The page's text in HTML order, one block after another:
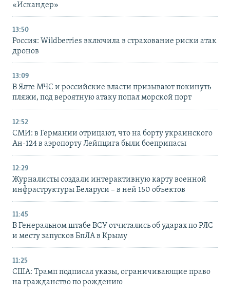
«Искандер»
13:50
Россия: Wildberries включила в страхование риски атак
дронов
13:09
В Ялте МЧС и российские власти призывают покинуть
пляжи, под вероятную атаку попал морской порт
12:52
СМИ: в Германии отрицают, что на борту украинского
Ан-124 в аэропорту Лейпцига были боеприпасы
12:29
Журналисты создали интерактивную карту военной
инфраструктуры Беларуси – в ней 150 объектов
11:45
В Генеральном штабе ВСУ отчитались об ударах по РЛС
и месту запусков БпЛА в Крыму
11:25
США: Трамп подписал указы, ограничивающие право
на гражданство по рождению